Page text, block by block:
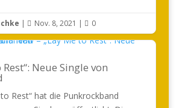
|  Nov. 8, 2021 |  0
Neue Single von
Rest“ hat die Punkrockband